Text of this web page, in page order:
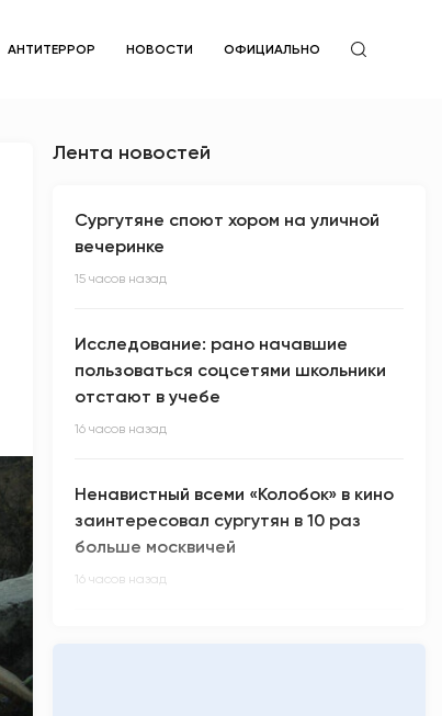
АНТИТЕРРОР НОВОСТИ ОФИЦИАЛЬНО
Лента новостей
Сургутяне споют хором на уличной
вечеринке
15 часов назад
Исследование: рано начавшие
пользоваться соцсетями школьники
отстают в учебе
16 часов назад
Ненавистный всеми «Колобок» в кино
заинтересовал сургутян в 10 раз
больше москвичей
16 часов назад